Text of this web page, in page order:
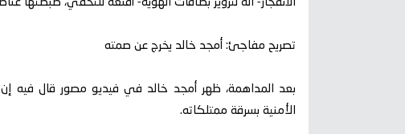
الانفجار- آلة لتزوير بطاقات الهوية- أقنعة للتخفي،
تصريح مفاجئ: أمجد خالد يخرج عن صمته
بعد المداهمة، ظهر أمجد خالد في فيديو مصور قال فيه إن
الأمنية بسرقة ممتلكاته.